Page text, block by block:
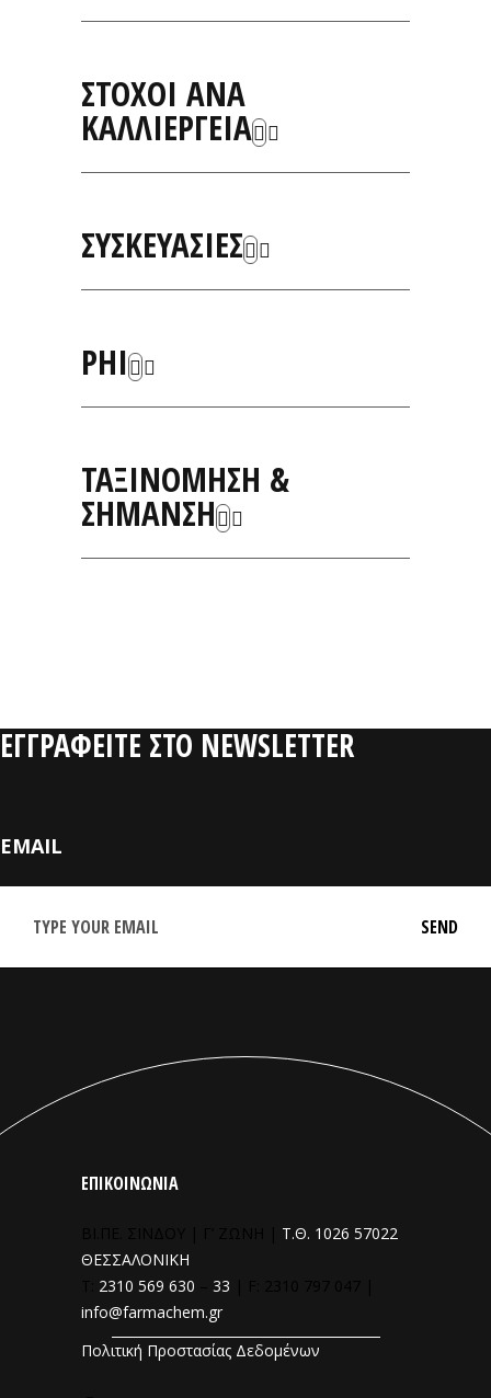
ΣΤΟΧΟΙ ΑΝΑ
ΚΑΛΛΙΕΡΓΕΙΑ
ΣΥΣΚΕΥΑΣΙΕΣ
PHI
ΤΑΞΙΝΟΜΗΣΗ &
ΣΗΜΑΝΣΗ
ΕΓΓΡΑΦΕΙΤΕ ΣΤΟ NEWSLETTER
EMAIL
ΕΠΙΚΟΙΝΩΝΙΑ
Τ.Θ. 1026 57022
ΘΕΣΣΑΛΟΝΙΚΗ
2310 569 630 33
info@farmachem.gr
Πολιτική Προστασίας Δεδομένων